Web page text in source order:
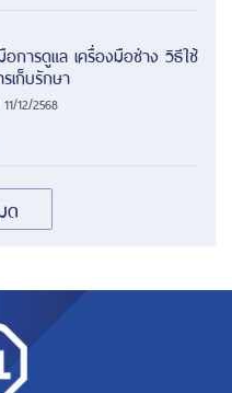
การดูแล เครื่องมือช่าง วิธีใช้
เก็บรักษา
11/12/2568
ด